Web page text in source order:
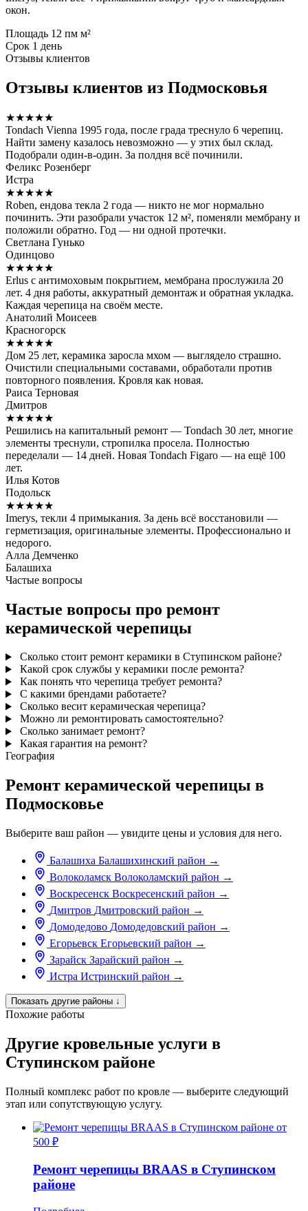
окон.
Площадь 12 пм м²
Срок 1 день
Отзывы клиентов
Отзывы клиентов из Подмосковья
★★★★★
Tondach Vienna 1995 года, после града треснуло 6 черепиц.
Найти замену казалось невозможно — у этих был склад.
Подобрали один-в-один. За полдня всё починили.
Феликс Розенберг
Истра
★★★★★
Roben, ендова текла 2 года — никто не мог нормально
починить. Эти разобрали участок 12 м², поменяли мембрану и
положили обратно. Год — ни одной протечки.
Светлана Гунько
Одинцово
★★★★★
Erlus с антимоховым покрытием, мембрана прослужила 20
лет. 4 дня работы, аккуратный демонтаж и обратная укладка.
Каждая черепица на своём месте.
Анатолий Моисеев
Красногорск
★★★★★
Дом 25 лет, керамика заросла мхом — выглядело страшно.
Очистили специальными составами, обработали против
повторного появления. Кровля как новая.
Раиса Терновая
Дмитров
★★★★★
Решились на капитальный ремонт — Tondach 30 лет, многие
элементы треснули, стропилка просела. Полностью
переделали — 14 дней. Новая Tondach Figaro — на ещё 100
лет.
Илья Котов
Подольск
★★★★★
Imerys, текли 4 примыкания. За день всё восстановили —
герметизация, оригинальные элементы. Профессионально и
недорого.
Алла Демченко
Балашиха
Частые вопросы
Частые вопросы про ремонт
керамической черепицы
Сколько стоит ремонт керамики в Ступинском районе?
Какой срок службы у керамики после ремонта?
Как понять что черепица требует ремонта?
С какими брендами работаете?
Сколько весит керамическая черепица?
Можно ли ремонтировать самостоятельно?
Сколько занимает ремонт?
Какая гарантия на ремонт?
География
Ремонт керамической черепицы в
Подмосковье
Выберите ваш район — увидите цены и условия для него.
Балашиха Балашихинский район →
Волоколамск Волоколамский район →
Воскресенск Воскресенский район →
Дмитров Дмитровский район →
Домодедово Домодедовский район →
Егорьевск Егорьевский район →
Зарайск Зарайский район →
Истра Истринский район →
Показать другие районы ↓
Похожие работы
Другие кровельные услуги в
Ступинском районе
Полный комплекс работ по кровле — выберите следующий
этап или сопутствующую услугу.
от
500 ₽
Ремонт черепицы BRAAS в Ступинском
районе